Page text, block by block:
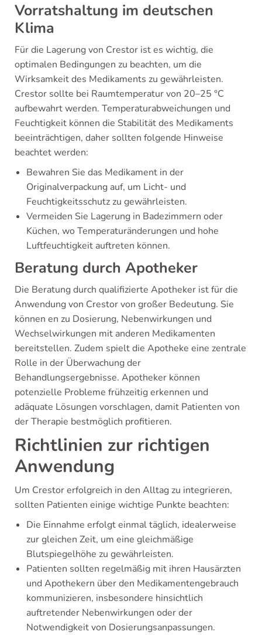
Vorratshaltung im deutschen
Klima
Für die Lagerung von Crestor ist es wichtig, die
optimalen Bedingungen zu beachten, um die
Wirksamkeit des Medikaments zu gewährleisten.
Crestor sollte bei Raumtemperatur von 20–25 °C
aufbewahrt werden. Temperaturabweichungen und
Feuchtigkeit können die Stabilität des Medikaments
beeinträchtigen, daher sollten folgende Hinweise
beachtet werden:
Bewahren Sie das Medikament in der
Originalverpackung auf, um Licht- und
Feuchtigkeitsschutz zu gewährleisten.
Vermeiden Sie Lagerung in Badezimmern oder
Küchen, wo Temperaturänderungen und hohe
Luftfeuchtigkeit auftreten können.
Beratung durch Apotheker
Die Beratung durch qualifizierte Apotheker ist für die
Anwendung von Crestor von großer Bedeutung. Sie
können en zu Dosierung, Nebenwirkungen und
Wechselwirkungen mit anderen Medikamenten
bereitstellen. Zudem spielt die Apotheke eine zentrale
Rolle in der Überwachung der
Behandlungsergebnisse. Apotheker können
potenzielle Probleme frühzeitig erkennen und
adäquate Lösungen vorschlagen, damit Patienten von
der Therapie bestmöglich profitieren.
Richtlinien zur richtigen
Anwendung
Um Crestor erfolgreich in den Alltag zu integrieren,
sollten Patienten einige wichtige Punkte beachten:
Die Einnahme erfolgt einmal täglich, idealerweise
zur gleichen Zeit, um eine gleichmäßige
Blutspiegelhöhe zu gewährleisten.
Patienten sollten regelmäßig mit ihren Hausärzten
und Apothekern über den Medikamentengebrauch
kommunizieren, insbesondere hinsichtlich
auftretender Nebenwirkungen oder der
Notwendigkeit von Dosierungsanpassungen.